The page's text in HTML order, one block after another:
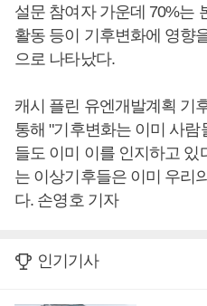
설문 참여자 가운데 70%는
활동 등이 기후변화에 영향
으로 나타났다.
캐시 플린 유엔개발계획 기
통해 "기후변화는 이미 사
들도 이미 이를 인지하고 있
는 이상기후들은 이미 우리
다. 손영호 기자
인기기사